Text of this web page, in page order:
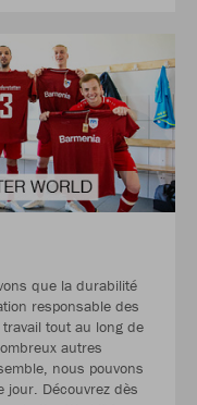
que la durabilité
responsable des
tout au long de
autres
nous pouvons
jour. Découvrez dès